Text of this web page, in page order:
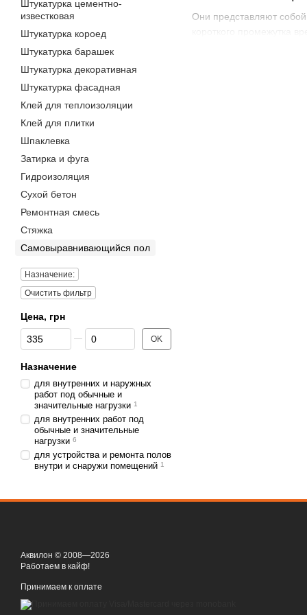
Они представляют
Данные составы
Абсолютно
помещений (в том числе
и будет сохнуть
Штукатурка цементно-
известковая
Штукатурка короед
Штукатурка барашек
Штукатурка декоративная
Штукатурка фасадная
Клей для теплоизоляции
Клей для плитки
Шпаклевка
Затирка и фуга
Гидроизоляция
Сухой бетон
Ремонтная смесь
Стяжка
Самовыравнивающийся пол
Назначение:
Очистить фильтр
Цена, грн
От Цена, грн
До Цена, грн OK
Назначение
для внутренних и наружных
работ под обычные и
значительные нагрузки 1
для внутренних работ под
обычные и значительные
нагрузки 6
для устройства и ремонта полов
внутри и снаружи помещений 1
Аквилон © 2008—2026
Работаем в кайф!
Принимаем к оплате